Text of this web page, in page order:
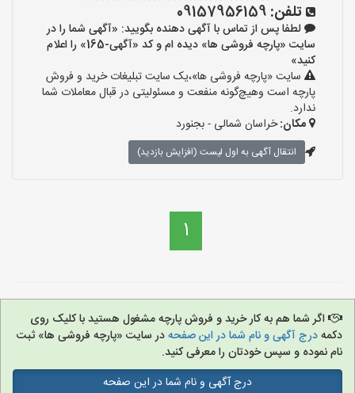
تلفن: 09157956159
لطفا پس از تماس با آگهی دهنده بگویید: «آگهی شما را در
سایت «پارچه فروشی ها» دیده ام و کد «آگهی-165» را اعلام
کنید»
سایت «پارچه فروشی ها»،یک سایت تبلیغات خرید و فروش
پارچه است وهیچ‌گونه منفعت و مسئولیتی در قبال معاملات شما
ندارد.
مکان:خراسان شمالی - بجنورد
انتقال آگهی به اول لیست (افزایش بازدید)
1
اگر شما هم به کار خرید و فروش پارچه مشغول هستید با کلیک روی
دکمهدرج آگهی و نام شما در این صفحهدر سایت «پارچه فروشی ها» ثبت
نام نموده و سپس خودتان را معرفی کنید.
درج آگهی و نام شما در این صفحه